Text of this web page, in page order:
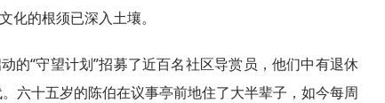
化的根须已深入土壤。
的“守望计划”招募了近百名社区导赏员，他们中有退休
六十五岁的陈伯在议事亭前地住了大半辈子，如今每周